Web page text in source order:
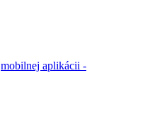
mobilnej aplikácii -